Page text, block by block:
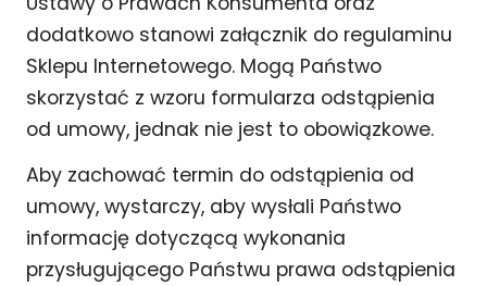
dodatkowo stanowi załącznik do regulaminu
Sklepu Internetowego. Mogą Państwo
skorzystać z wzoru formularza odstąpienia
od umowy, jednak nie jest to obowiązkowe.
Aby zachować termin do odstąpienia od
umowy, wystarczy, aby wysłali Państwo
informację dotyczącą wykonania
przysługującego Państwu prawa odstąpienia